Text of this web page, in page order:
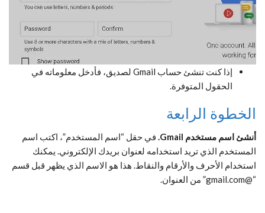
إذا كنت تنشئ حساب Gmail لصديق، فأدخل معلوماته في
الحقول المتوفرة.
الخطوة الرابعة
أنشئ اسم مستخدم Gmail.
في حقل “اسم المستخدم”، اكتب اسم
المستخدم الذي تريد استخدامه لعنوان بريدك الإلكتروني. يمكنك
استخدام الأحرف والأرقام والنقاط. هذا هو الاسم الذي يظهر قبل قسم
“@gmail.com” من العنوان.